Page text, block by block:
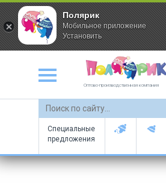
Оптово-производственная компания
Специальные
предложения
Полярик
Мобильное приложение
Установить